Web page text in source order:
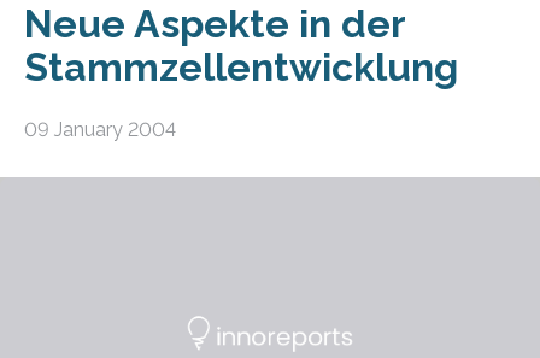
Neue Aspekte in der
Stammzellentwicklung
09 January 2004